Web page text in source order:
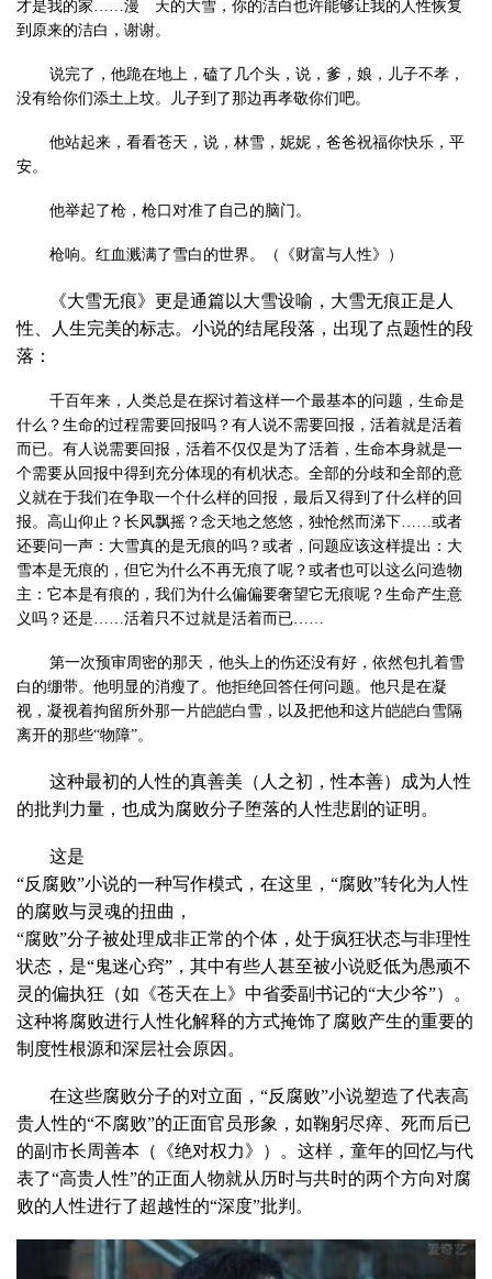
才是我的家……漫 天的大雪，你的洁白也许能够让我的人性恢复
到原来的洁白，谢谢。
说完了，他跪在地上，磕了几个头，说，爹，娘，儿子不孝，
没有给你们添土上坟。儿子到了那边再孝敬你们吧。
他站起来，看看苍天，说，林雪，妮妮，爸爸祝福你快乐，平
安。
他举起了枪，枪口对准了自己的脑门。
枪响。红血溅满了雪白的世界。（《财富与人性》）
《大雪无痕》更是通篇以大雪设喻，大雪无痕正是人
性、人生完美的标志。小说的结尾段落，出现了点题性的段
落：
千百年来，人类总是在探讨着这样一个最基本的问题，生命是
什么？生命的过程需要回报吗？有人说不需要回报，活着就是活着
而已。有人说需要回报，活着不仅仅是为了活着，生命本身就是一
个需要从回报中得到充分体现的有机状态。全部的分歧和全部的意
义就在于我们在争取一个什么样的回报，最后又得到了什么样的回
报。高山仰止？长风飘摇？念天地之悠悠，独怆然而涕下……或者
还要问一声：大雪真的是无痕的吗？或者，问题应该这样提出：大
雪本是无痕的，但它为什么不再无痕了呢？或者也可以这么问造物
主：它本是有痕的，我们为什么偏偏要奢望它无痕呢？生命产生意
义吗？还是……活着只不过就是活着而已……
第一次预审周密的那天，他头上的伤还没有好，依然包扎着雪
白的绷带。他明显的消瘦了。他拒绝回答任何问题。他只是在凝
视，凝视着拘留所外那一片皑皑白雪，以及把他和这片皑皑白雪隔
离开的那些“物障”。
这种最初的人性的真善美（人之初，性本善）成为人性
的批判力量，也成为腐败分子堕落的人性悲剧的证明。
这是
“反腐败”小说的一种写作模式，在这里，“腐败”转化为人性
的腐败与灵魂的扭曲，
“腐败”分子被处理成非正常的个体，处于疯狂状态与非理性
状态，是“鬼迷心窍”，其中有些人甚至被小说贬低为愚顽不
灵的偏执狂（如《苍天在上》中省委副书记的“大少爷”）。
这种将腐败进行人性化解释的方式掩饰了腐败产生的重要的
制度性根源和深层社会原因。
在这些腐败分子的对立面，“反腐败”小说塑造了代表高
贵人性的“不腐败”的正面官员形象，如鞠躬尽瘁、死而后已
的副市长周善本（《绝对权力》）。这样，童年的回忆与代
表了“高贵人性”的正面人物就从历时与共时的两个方向对腐
败的人性进行了超越性的“深度”批判。